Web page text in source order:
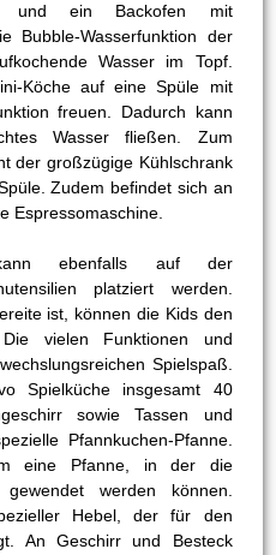
und ein Backofen mit
Bubble-Wasserfunktion der
Wasser im Topf.
Köche auf eine Spüle mit
freuen. Dadurch kann
Wasser fließen. Zum
der großzügige Kühlschrank
Zudem befindet sich an
Espressomaschine.
ebenfalls auf der
platziert werden.
ist, können die Kids den
vielen Funktionen und
Spielspaß.
Spielküche insgesamt 40
sowie Tassen und
Pfannkuchen-Pfanne.
eine Pfanne, in der die
werden können.
Hebel, der für den
An Geschirr und Besteck